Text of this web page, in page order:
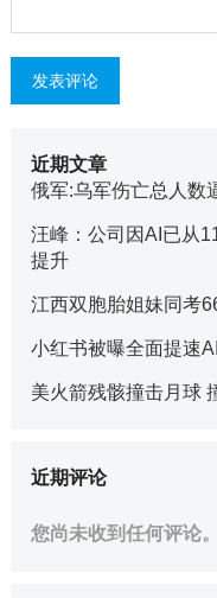
近期文章
俄军:乌军伤亡总人数
汪峰：公司因AI已从
提升
江西双胞胎姐妹同考
小红书被曝全面提速
美火箭残骸撞击月球
近期评论
您尚未收到任何评论。